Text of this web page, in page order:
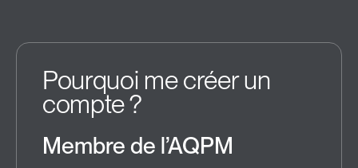
Pourquoi me créer un
compte ?
Membre de l’AQPM